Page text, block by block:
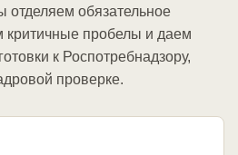
обязательное
критичные пробелы и даем
к Роспотребнадзору,
проверке.